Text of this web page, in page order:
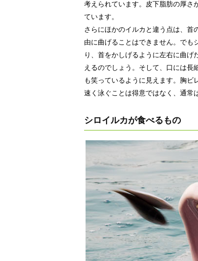
考えられています。皮下脂肪の厚さ
ています。
さらにほかのイルカと違う点は、首
由に曲げることはできません。でも
り、首をかしげるように左右に曲
えるのでしょう。そして、口には長
も笑っているように見えます。胸ビ
速く泳ぐことは得意ではなく、通常
シロイルカが食べるもの